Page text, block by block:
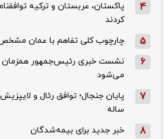
4
پاکستان، عربستان و ترکیه
کردند
5 چارچوب کلی تفاهم با عمان
6
نشست خبری رئیس‌جمهور همزمان با
می‌شود
7
ساله
8 خبر جدید برای بیمه‌شدگان